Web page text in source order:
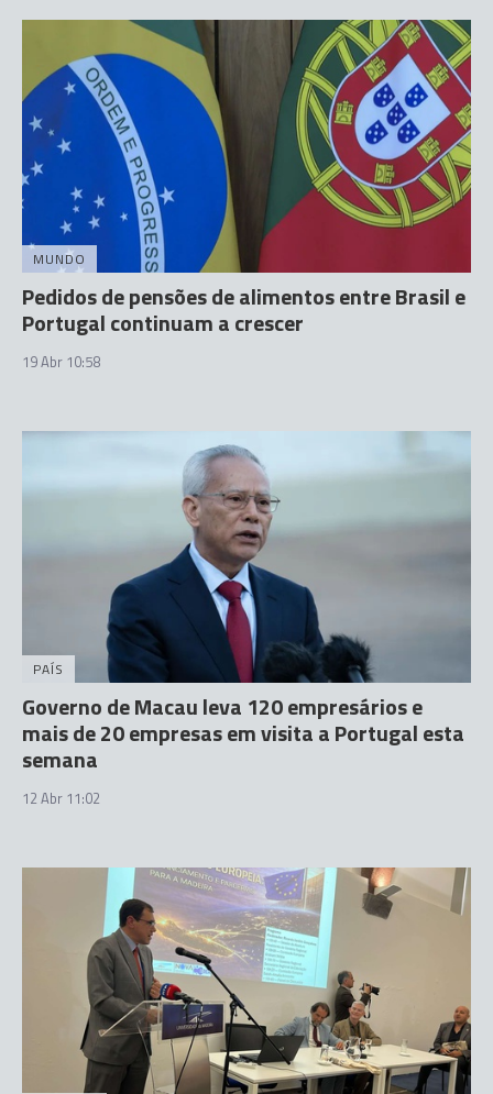
MUNDO
Pedidos de pensões de alimentos entre Brasil e
Portugal continuam a crescer
19 Abr 10:58
PAÍS
Governo de Macau leva 120 empresários e
mais de 20 empresas em visita a Portugal esta
semana
12 Abr 11:02